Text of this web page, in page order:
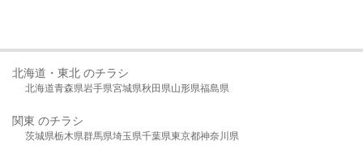
北海道・東北 のチラシ
北海道青森県岩手県宮城県秋田県山形県福島県
関東 のチラシ
茨城県栃木県群馬県埼玉県千葉県東京都神奈川県